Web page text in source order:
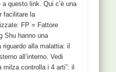
questo link. Qui c’è una
facilitare la
FP = Fattore
Shu hanno una
alla malattia: il
all’interno. Vedi
controlla i 4 arti”: il